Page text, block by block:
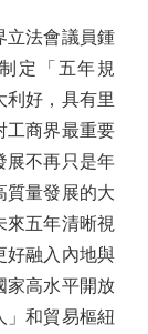
法會議員鍾
定「五年規
利好，具有里
工商界最重要
展不再只是年
質量發展的大
來五年清晰視
好融入內地與
家高水平開放
」和貿易樞紐